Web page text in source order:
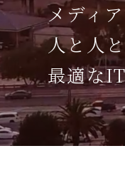
メディ
人と人
最適な